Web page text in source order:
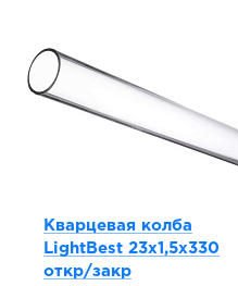
Кварцевая колба
LightBest 23x1,5x330
откр/закр